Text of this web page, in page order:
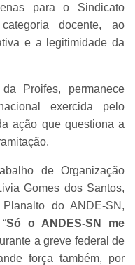
para o Sindicato
docente, ao
e a legitimidade da
Proifes, permanece
exercida pelo
ação que questiona a
de Organização
Gomes dos Santos,
do ANDE-SN,
Só o ANDES-SN me
a greve federal de
força também, por